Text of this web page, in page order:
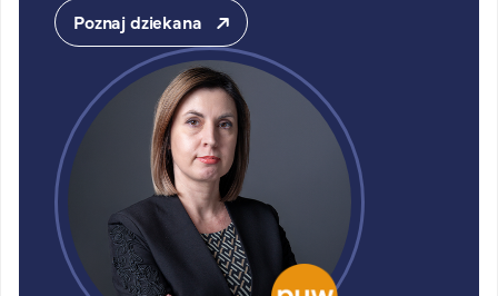
Poznaj dziekana